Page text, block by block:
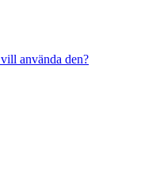
använda den?